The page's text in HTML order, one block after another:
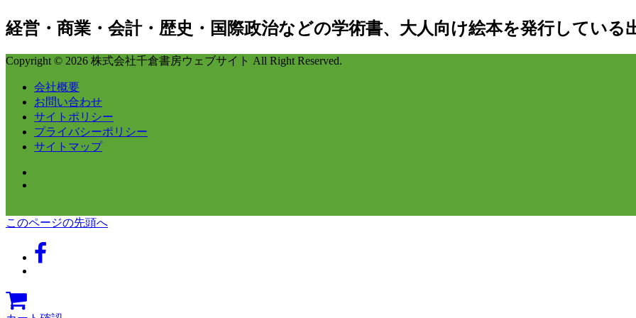
経営・商業・会計・歴史・国際政治などの学術書、大人向け絵本を発行している
Copyright © 2026 株式会社千倉書房ウェブサイト All Right Reserved.
会社概要
お問い合わせ
サイトポリシー
プライバシーポリシー
サイトマップ
このページの先頭へ